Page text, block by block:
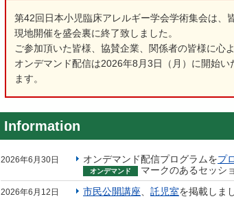
第42回日本小児臨床アレルギー学会学術集会は、
現地開催を盛会裏に終了致しました。
ご参加頂いた皆様、協賛企業、関係者の皆様に心
オンデマンド配信は2026年8月3日（月）に開始
ます。
Information
2026年6月30日 オンデマンド配信プログラムをプ
オンデマンド マークのあるセッシ
2026年6月12日 市民公開講座 託児室を掲載しま